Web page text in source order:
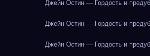
Джейн Остин — Гордость и
Джейн Остин — Гордость и
Джейн Остин — Гордость и